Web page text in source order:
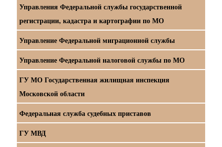
Управления Федеральной службы государственной
регистрации, кадастра и картографии по МО
Управление Федеральной миграционной службы
Управление Федеральной налоговой службы по МО
ГУ МО Государственная жилищная инспекция
Московской области
Федеральная служба судебных приставов
ГУ МВД